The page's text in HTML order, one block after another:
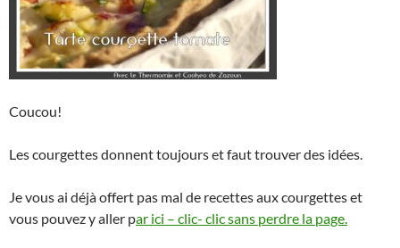
Coucou!
Les courgettes donnent toujours et faut trouver des idées.
Je vous ai déjà offert pas mal de recettes aux courgettes et
vous pouvez y aller par ici – clic- clic sans perdre la page.